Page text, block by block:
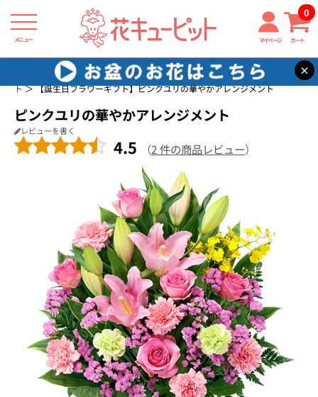
メニュー マイページ カート
0
×
花キューピット
誕生日に贈る花・花束・アレンジメントのフラワーギフ
ト
【誕生日フラワーギフト】ピンクユリの華やかアレンジメント
ピンクユリの華やかアレンジメント
レビューを書く
4.5 （2 件の商品レビュー）